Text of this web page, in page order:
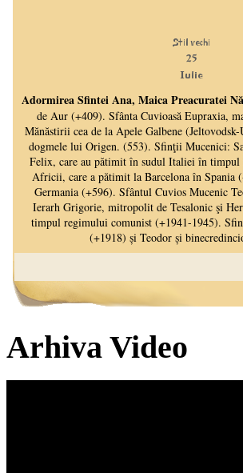
Arhiva Video